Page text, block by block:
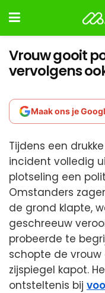
Vrouw gooit
vervolgens
Maak ons je
Tijdens een
incident volledig
plotseling een
Omstanders
de grond klapte,
geschreeuw
probeerde te
schopte de
zijspiegel kapot.
ontsteltenis bij